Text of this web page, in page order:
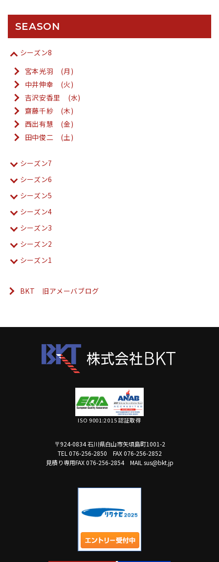
SEASON
シーズン8
宮本光羽 (月)
中井伸幸 (火)
吉沢安香里 (水)
齋藤千紗 (木)
西出有慧 (金)
田中俊二 (土)
シーズン7
シーズン6
シーズン5
シーズン4
シーズン3
シーズン2
シーズン1
BKT 旧アメーバブログ
ISO 9001:2015 認証取得
〒924-0834 石川県白山市矢頃島町1001-2
TEL 076-256-2850
FAX 076-256-2852
見積り専用FAX 076-256-2854
MAIL sus@bkt.jp